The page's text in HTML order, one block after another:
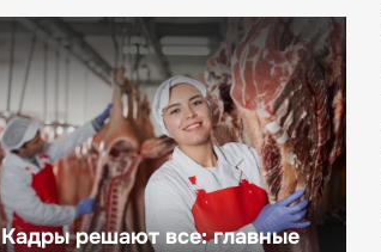
Кадры решают все: главные